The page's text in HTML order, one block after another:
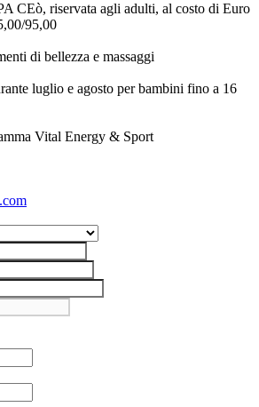
CEò, riservata agli adulti, al costo di Euro
95,00
di bellezza e massaggi
luglio e agosto per bambini fino a 16
Vital Energy & Sport